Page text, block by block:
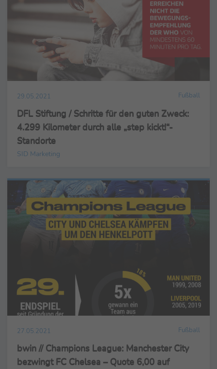
29.05.2021 Fußball
DFL Stiftung / Schritte für den guten Zweck:
4.299 Kilometer durch alle „step kickt!“-
Standorte
SID Marketing
27.05.2021 Fußball
bwin // Champions League: Manchester City
bezwingt FC Chelsea – Quote 6,00 auf